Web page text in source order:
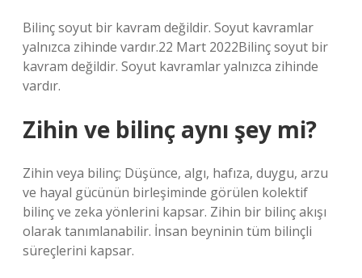
Bilinç soyut bir kavram değildir. Soyut kavramlar
yalnızca zihinde vardır.22 Mart 2022Bilinç soyut bir
kavram değildir. Soyut kavramlar yalnızca zihinde
vardır.
Zihin ve bilinç aynı şey mi?
Zihin veya bilinç; Düşünce, algı, hafıza, duygu, arzu
ve hayal gücünün birleşiminde görülen kolektif
bilinç ve zeka yönlerini kapsar. Zihin bir bilinç akışı
olarak tanımlanabilir. İnsan beyninin tüm bilinçli
süreçlerini kapsar.